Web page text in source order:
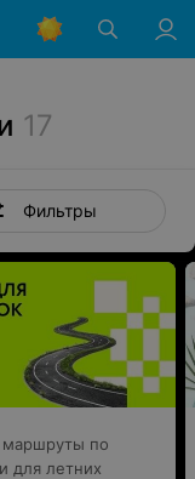
17
Фильтры
маршруты по
для летних